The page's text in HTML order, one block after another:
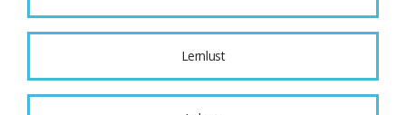
Lernlust